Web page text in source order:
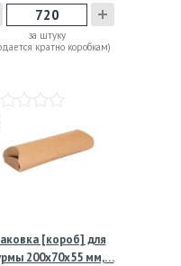
за штуку
кратно коробкам)
[короб] для
200х70х55 мм,…